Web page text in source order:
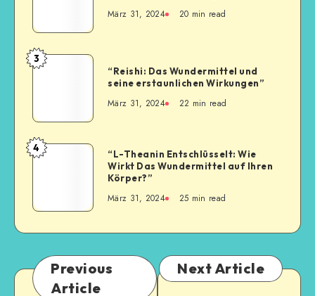
März 31, 2024 20 min read
3
“Reishi: Das Wundermittel und
seine erstaunlichen Wirkungen”
März 31, 2024 22 min read
4
“L-Theanin Entschlüsselt: Wie
Wirkt Das Wundermittel auf Ihren
Körper?”
März 31, 2024 25 min read
Previous
Article
Next Article